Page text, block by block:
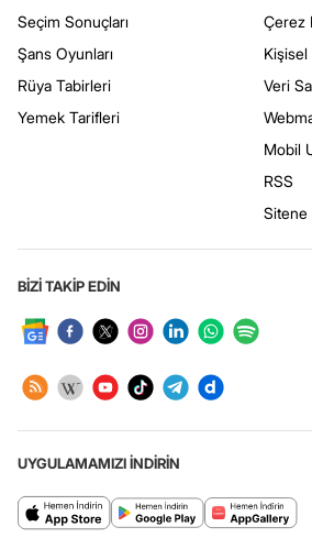
Seçim Sonuçları
Şans Oyunları
Rüya Tabirleri
Yemek Tarifleri
Çerez
Kişisel
Veri
Mobil
RSS
Sitene
BİZİ TAKİP EDİN
UYGULAMAMIZI İNDİRİN